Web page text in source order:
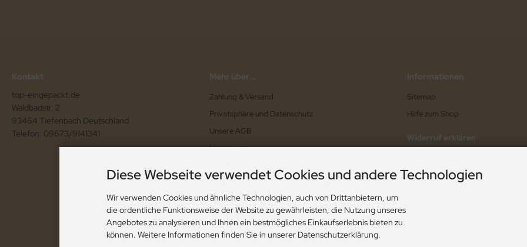
Kontakt
top-eingepackt.de
Waldbadstr. 2
93464 Tiefenbach Deutschland
Telefon: 09673/9141341
Mehr über...
Zahlung & Versand
Privatsphäre und Datenschutz
Unsere AGB
Impressum
Widerrufsrecht & Widerrufsformular
Lieferzeit
Versandbedingungen
Cookie Einstellungen
Informationen
Sitemap
Hilfe zum Shop
Widerruf erklären
Diese Webseite verwendet Cookies und andere Technologien
Wir verwenden Cookies und ähnliche Technologien, auch von Drittanbietern, um
die ordentliche Funktionsweise der Website zu gewährleisten, die Nutzung unseres
Angebotes zu analysieren und Ihnen ein bestmögliches Einkaufserlebnis bieten zu
können. Weitere Informationen finden Sie in unserer Datenschutzerklärung.